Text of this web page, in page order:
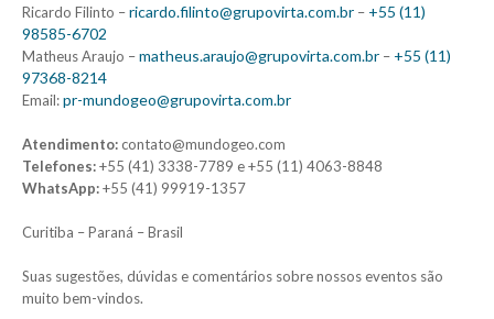
Ricardo Filinto –ricardo.filinto@grupovirta.com.br – +55 (11)
98585-6702
Matheus Araujo –matheus.araujo@grupovirta.com.br – +55 (11)
97368-8214
Email:pr-mundogeo@grupovirta.com.br
Atendimento:contato@mundogeo.com
Telefones:+55 (41) 3338-7789 e +55 (11) 4063-8848
WhatsApp:+55 (41) 99919-1357
Curitiba – Paraná – Brasil
Suas sugestões, dúvidas e comentários sobre nossos eventos são
muito bem-vindos.